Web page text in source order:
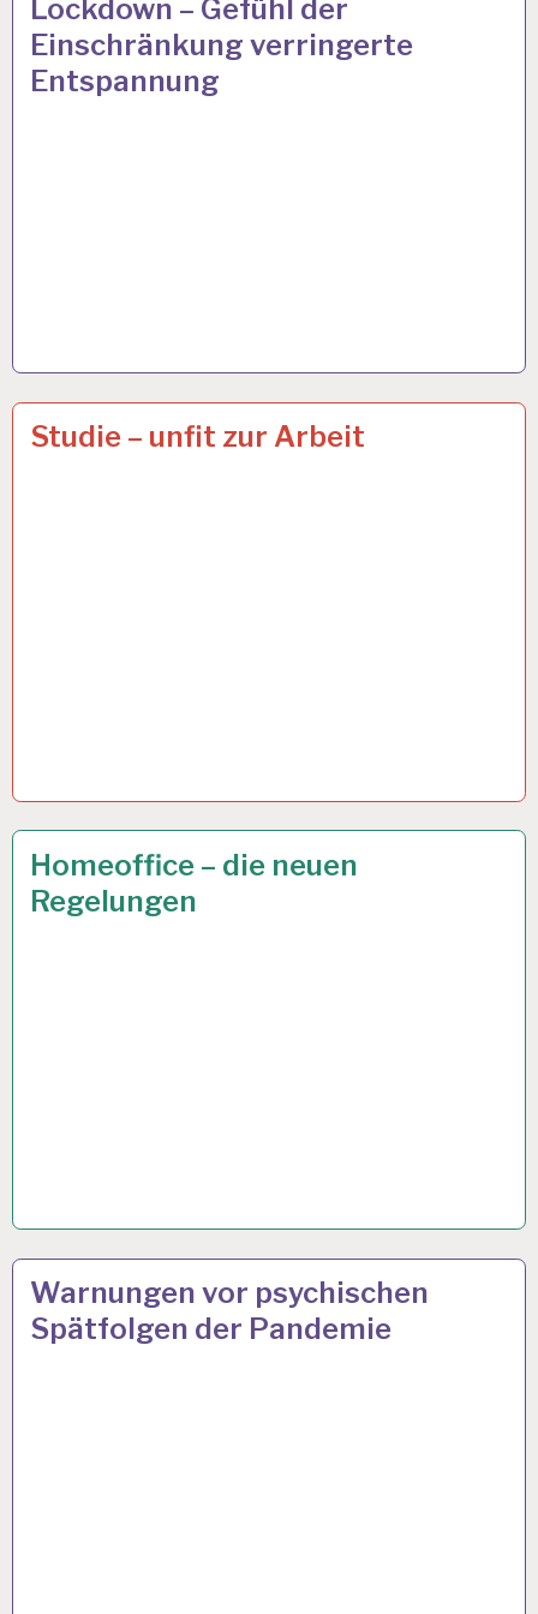
UND
GESUNDHEIT…
Lockdown – Gefühl der
Einschränkung verringerte
Entspannung
50PLUS…
Studie – unfit zur Arbeit
19 APR. 2021
ARBEIT
UND
GESUNDHEIT…
Homeoffice – die neuen
Regelungen
6 APR. 2021
ARBEIT
UND
GESUNDHEIT…
Warnungen vor psychischen
Spätfolgen der Pandemie
6 APR. 2021